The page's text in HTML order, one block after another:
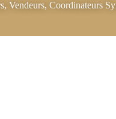
Vendeurs,